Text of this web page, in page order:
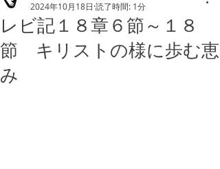
レビ記１８章６節～１８
節 キリストの様に歩む恵
み
2024年10月18日 読了時間: 1分